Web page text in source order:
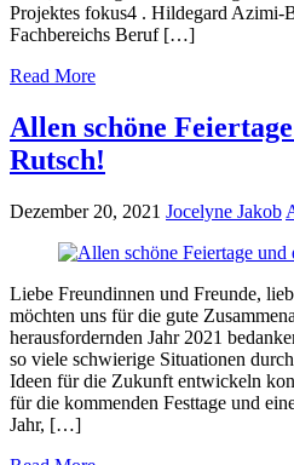
Projektes fokus4 . Hildegard Azimi-
Fachbereichs Beruf […]
Read More
Allen schöne
Rutsch!
Dezember 20, 2021 Jocelyne Jakob
Liebe Freundinnen und Freunde,
möchten uns für die gute
herausfordernden Jahr 2021
so viele schwierige Situationen
Ideen für die Zukunft entwickeln
für die kommenden Festtage und
Jahr, […]